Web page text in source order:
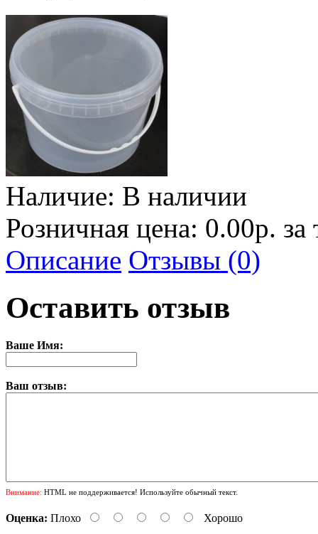
Наличие: В наличии
Розничная цена: 0.00р.
Описание Отзывы (0)
Оставить отзыв
Ваше Имя:
Ваш отзыв:
Внимание: HTML не поддерживается! Используйте обычный текст.
Оценка: Плохо Хорошо